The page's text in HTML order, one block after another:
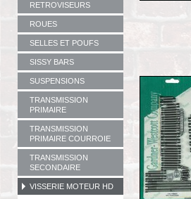
RETROVISEURS
ROUES
SELLES ET POUFS
SISSY BARS
SUSPENSIONS
TRANSMISSION
PRIMAIRE
TRANSMISSION
PRIMAIRE COURROIE
TRANSMISSION
SECONDAIRE
VISSERIE MOTEUR HD